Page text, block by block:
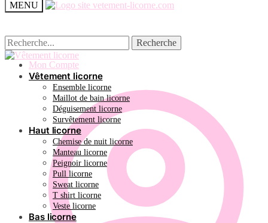
MENU
Recherche
pour :
Recherche
Mon Compte
Recherche
pour :
Recherche
Vêtement licorne
Ensemble licorne
Maillot de bain licorne
Déguisement licorne
Survêtement licorne
Haut licorne
Chemise de nuit licorne
Manteau licorne
Peignoir licorne
Pull licorne
Sweat licorne
T shirt licorne
Veste licorne
Bas licorne